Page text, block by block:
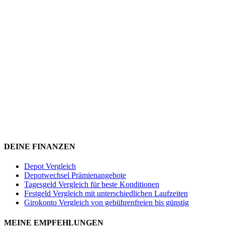
DEINE FINANZEN
Depot Vergleich
Depotwechsel Prämienangebote
Tagesgeld Vergleich für beste Konditionen
Festgeld Vergleich mit unterschiedlichen Laufzeiten
Girokonto Vergleich von gebührenfreien bis günstig
MEINE EMPFEHLUNGEN